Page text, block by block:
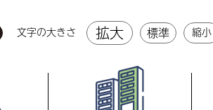
文字の大きさ 拡大 標準 縮小